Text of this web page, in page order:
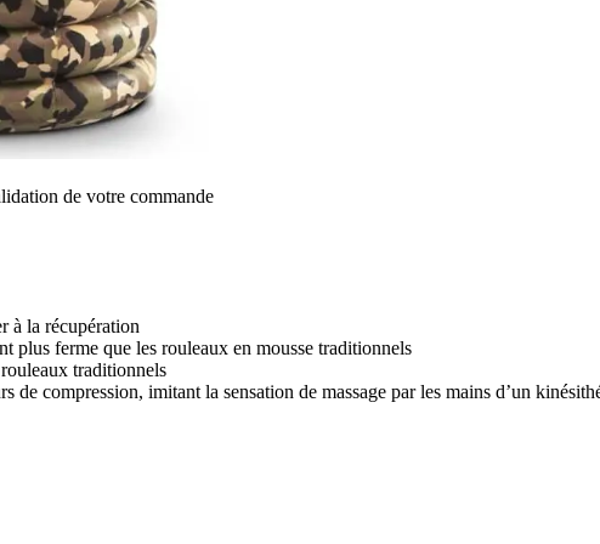
de votre commande
à la récupération
plus ferme que les rouleaux en mousse traditionnels
traditionnels
compression, imitant la sensation de massage par les mains d’un